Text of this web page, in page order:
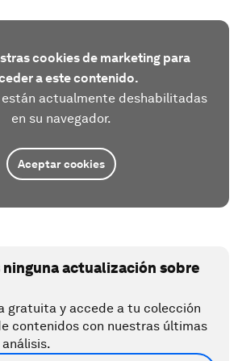
cookies de marketing para
a este contenido.
actualmente deshabilitadas
en su navegador.
Aceptar cookies
actualización sobre
gratuita y accede a tu colección
contenidos con nuestras últimas